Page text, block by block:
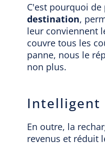
C'est pourquoi
destination,
leur conviennent
couvre tous les
panne, nous le
non plus.
Intelligent
En outre, la
revenus et réduit